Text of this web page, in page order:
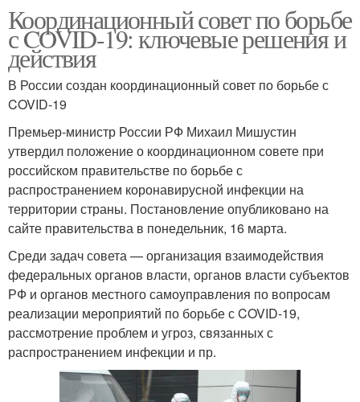
Координационный совет по борьбе
с COVID-19: ключевые решения и
действия
В России создан координационный совет по борьбе с
COVID-19
Премьер-министр России РФ Михаил Мишустин
утвердил положение о координационном совете при
российском правительстве по борьбе с
распространением коронавирусной инфекции на
территории страны. Постановление опубликовано на
сайте правительства в понедельник, 16 марта.
Среди задач совета — организация взаимодействия
федеральных органов власти, органов власти субъектов
РФ и органов местного самоуправления по вопросам
реализации мероприятий по борьбе с COVID-19,
рассмотрение проблем и угроз, связанных с
распространением инфекции и пр.